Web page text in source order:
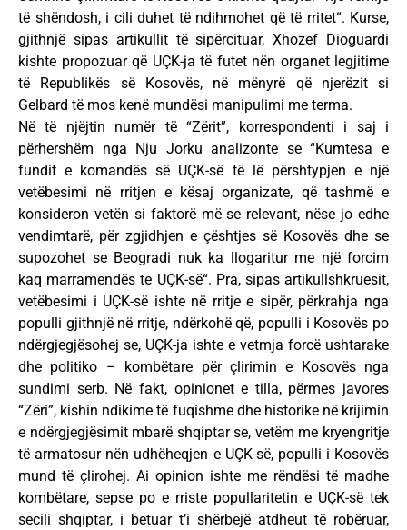
të shëndosh, i cili duhet të ndihmohet që të rritet“. Kurse,
gjithnjë sipas artikullit të sipërcituar, Xhozef Dioguardi
kishte propozuar që UÇK-ja të futet nën organet legjitime
të Republikës së Kosovës, në mënyrë që njerëzit si
Gelbard të mos kenë mundësi manipulimi me terma.
Në të njëjtin numër të “Zërit”, korrespondenti i saj i
përhershëm nga Nju Jorku analizonte se “Kumtesa e
fundit e komandës së UÇK-së të lë përshtypjen e një
vetëbesimi në rritjen e kësaj organizate, që tashmë e
konsideron vetën si faktorë më se relevant, nëse jo edhe
vendimtarë, për zgjidhjen e çështjes së Kosovës dhe se
supozohet se Beogradi nuk ka llogaritur me një forcim
kaq marramendës te UÇK-së“. Pra, sipas artikullshkruesit,
vetëbesimi i UÇK-së ishte në rritje e sipër, përkrahja nga
populli gjithnjë në rritje, ndërkohë që, populli i Kosovës po
ndërgjegjësohej se, UÇK-ja ishte e vetmja forcë ushtarake
dhe politiko – kombëtare për çlirimin e Kosovës nga
sundimi serb. Në fakt, opinionet e tilla, përmes javores
“Zëri”, kishin ndikime të fuqishme dhe historike në krijimin
e ndërgjegjësimit mbarë shqiptar se, vetëm me kryengritje
të armatosur nën udhëheqjen e UÇK-së, populli i Kosovës
mund të çlirohej. Ai opinion ishte me rëndësi të madhe
kombëtare, sepse po e rriste popullaritetin e UÇK-së tek
secili shqiptar, i betuar t’i shërbejë atdheut të robëruar,